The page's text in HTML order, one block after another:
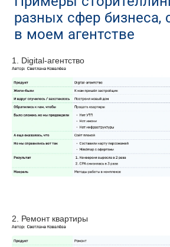
разных сфер бизнеса,
в моем агентстве
1. Digital-агентство
2. Ремонт квартиры